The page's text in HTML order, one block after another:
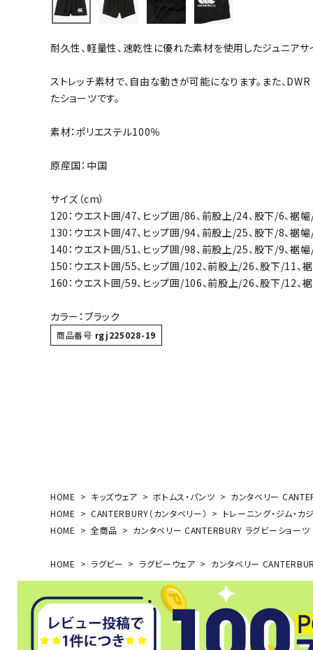
ストリング
その他アク
ハン
ハンドボー
メンズウォ
ウィメンズ
耐久性、軽量性、速乾性に優れた素材を使用したジュニアサ
ストレッチ素材で、自由な動きが可能になります。また、
たショーツです。
素材：ポリエステル100％
原産国：中国
サイズ（cm）
120：ウエスト囲/47、ヒップ囲/86、前股上/24、股下/6、裾
130：ウエスト囲/47、ヒップ囲/94、前股上/25、股下/8、裾
140：ウエスト囲/51、ヒップ囲/98、前股上/25、股下/9、裾
150：ウエスト囲/55、ヒップ囲/102、前股上/26、股下/11、
160：ウエスト囲/59、ヒップ囲/106、前股上/26、股下/12、
カラー：ブラック
商品番号 rgj225028-19
HOME キッズウェア ボトムス・パンツ
カンタベリー
HOME
CANTERBURY（カンタベリー）
トレーニング・ジム・カ
HOME
全商品 カンタベリー CANTERBURY ラグビーショー
HOME ラグビー ラグビーウェア カンタベリー